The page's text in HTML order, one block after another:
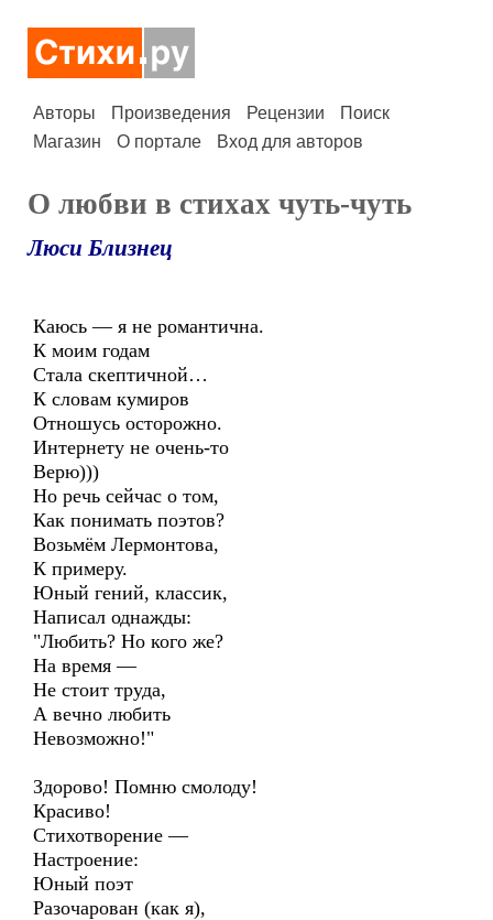
Авторы Произведения Рецензии
Поиск
Магазин
О портале Вход для авторов
О любви в стихах чуть-чуть
Люси Близнец
Каюсь — я не романтична.
К моим годам
Стала скептичной…
К словам кумиров
Отношусь осторожно.
Интернету не очень-то
Верю)))
Но речь сейчас о том,
Как понимать поэтов?
Возьмём Лермонтова,
К примеру.
Юный гений, классик,
Написал однажды:
"Любить? Но кого же?
На время —
Не стоит труда,
А вечно любить
Невозможно!"
Здорово! Помню смолоду!
Красиво!
Стихотворение —
Настроение:
Юный поэт
Разочарован (как я),